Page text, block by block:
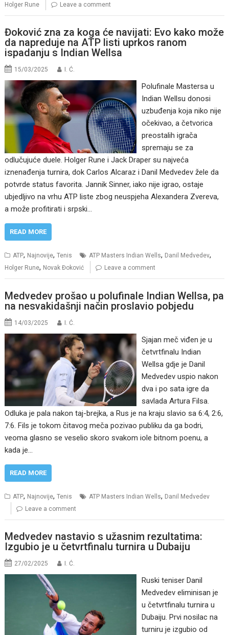
Holger Rune Leave a comment
Đoković zna za koga će navijati: Evo kako može
da napreduje na ATP listi uprkos ranom
ispadanju s Indian Wellsa
15/03/2025 I. Ć.
Polufinale Mastersa u
Indian Wellsu donosi
uzbuđenja koja niko nije
očekivao, a četvorica
preostalih igrača
spremaju se za
odlučujuće duele. Holger Rune i Jack Draper su najveća
iznenađenja turnira, dok Carlos Alcaraz i Danil Medvedev žele da
potvrde status favorita. Jannik Sinner, iako nije igrao, ostaje
ubjedljivo na vrhu ATP liste zbog neuspjeha Alexandera Zvereva,
a može profitirati i srpski…
READ MORE
ATP, Najnovije,Tenis ATP Masters Indian Wells, Danil Medvedev,
Holger Rune, Novak Đoković Leave a comment
Medvedev prošao u polufinale Indian Wellsa, pa
na nesvakidašnji način proslavio pobjedu
14/03/2025 I. Ć.
Sjajan meč viđen je u
četvrtfinalu Indian
Wellsa gdje je Danil
Medvedev uspio nakon
dva i po sata igre da
savlada Artura Filsa.
Odluka je pala nakon taj-brejka, a Rus je na kraju slavio sa 6:4, 2:6,
7:6. Fils je tokom čitavog meča pozivao publiku da ga bodri,
veoma glasno se veselio skoro svakom iole bitnom poenu, a
kada je…
READ MORE
ATP, Najnovije,Tenis ATP Masters Indian Wells, Danil Medvedev
Leave a comment
Medvedev nastavio s užasnim rezultatima:
Izgubio je u četvrtfinalu turnira u Dubaiju
27/02/2025 I. Ć.
Ruski teniser Danil
Medvedev eliminisan je
u četvrtfinalu turnira u
Dubaiju. Prvi nosilac na
turniru je izgubio od